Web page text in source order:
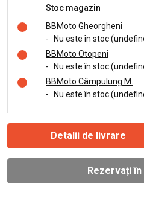
Stoc magazin
BBMoto Gheorgheni
-
Nu este în stoc
BBMoto Otopeni
-
Nu este în stoc
BBMoto Câmpulung M.
-
Nu este în stoc
Detalii de livrare
Rezervați